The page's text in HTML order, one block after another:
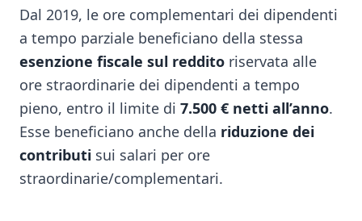
Dal 2019, le ore complementari dei dipendenti
a tempo parziale beneficiano della stessa
esenzione fiscale sul reddito riservata alle
ore straordinarie dei dipendenti a tempo
pieno, entro il limite di 7.500 € netti all’anno.
Esse beneficiano anche della riduzione dei
contributi sui salari per ore
straordinarie/complementari.